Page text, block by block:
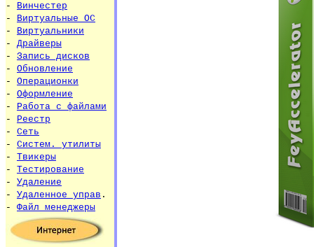
- Винчестер
- Виртуальные ОС
- Виртуальники
- Драйверы
- Запись дисков
- Обновление
- Операционки
- Оформление
- Работа с файлами
- Реестр
- Сеть
- Систем. утилиты
- Твикеры
- Тестирование
- Удаление
- Удаленное управ .
- Файл менеджеры